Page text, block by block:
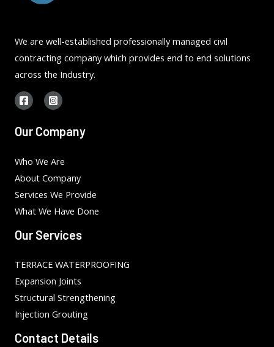
We are well-established professionally managed civil
contracting company which provides end to end solutions
across the Industry.
Our Company
Who We Are
About Company
Services We Provide
What We Have Done
Our Services
TERRACE WATERPROOFING
Expansion Joints
Structural Strengthening
Injection Grouting
Contact Details